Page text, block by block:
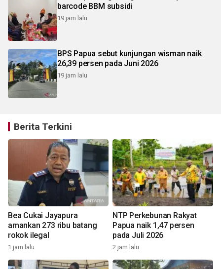
barcode BBM subsidi
19 jam lalu
BPS Papua sebut kunjungan wisman naik
26,39 persen pada Juni 2026
19 jam lalu
Berita Terkini
Bea Cukai Jayapura
amankan 273 ribu batang
rokok ilegal
1 jam lalu
NTP Perkebunan Rakyat
Papua naik 1,47 persen
pada Juli 2026
2 jam lalu